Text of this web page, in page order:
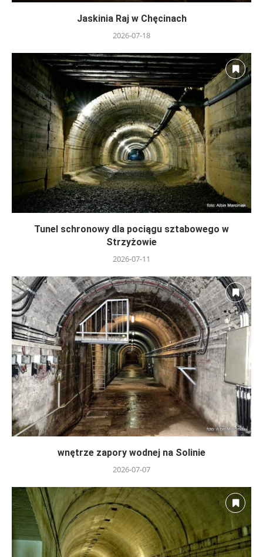
Jaskinia Raj w Chęcinach
2026-07-18
Tunel schronowy dla pociągu sztabowego w
Strzyżowie
2026-07-11
wnętrze zapory wodnej na Solinie
2026-07-07